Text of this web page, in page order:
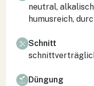
neutral,
humusreich,
Schnitt
Düngung